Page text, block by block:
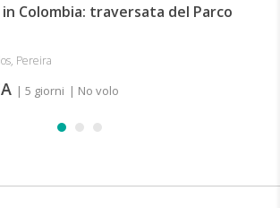
Colombia: traversata del Parco
Pereira
| 5 giorni | No volo